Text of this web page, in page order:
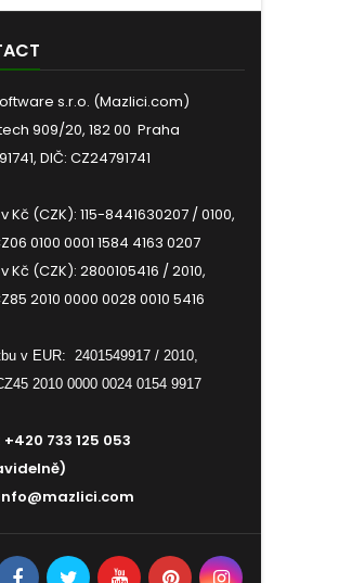
s.r.o. (Mazlici.com)
909/20, 182 00 Praha
DIČ: CZ24791741
Kč (CZK): 115-8441630207 / 0100,
0100 0001 1584 4163 0207
Kč (CZK): 2800105416 / 2010,
2010 0000 0028 0010 5416
v EUR: 2401549917 / 2010,
2010 0000 0024 0154 9917
+420 733 125 053